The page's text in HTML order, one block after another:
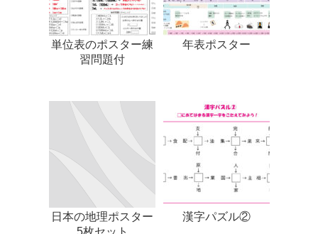
単位表のポスター練
習問題付
年表ポスター
日本の地理ポスター
5枚セット
漢字パズル②